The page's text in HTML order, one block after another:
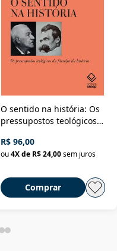
O sentido na história: Os
pressupostos teológicos
R$ 96,00
ou 4X de R$ 24,00 sem juros
Comprar